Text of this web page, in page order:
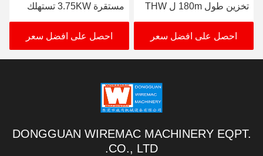
تخزين طول 180m ل THW
VCT
احصل على افضل سعر
مستقرة 3.75KW تستهلك
الطاقة
احصل على افضل سعر
DONGGUAN WIREMAC MACHINERY EQPT.
CO., LTD.